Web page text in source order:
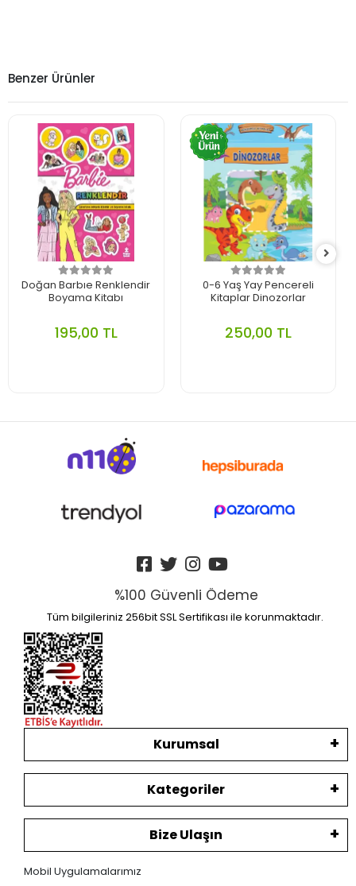
Benzer Ürünler
Doğan Barbıe Renklendir
Boyama Kitabı
195,00 TL
0-6 Yaş Yay Pencereli
Kitaplar Dinozorlar
250,00 TL
%100 Güvenli Ödeme
Tüm bilgileriniz 256bit SSL Sertifikası ile korunmaktadır.
Kurumsal
Kategoriler
Bize Ulaşın
Mobil Uygulamalarımız